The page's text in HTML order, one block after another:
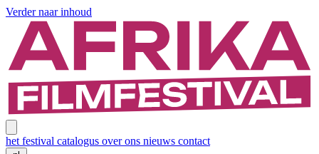
Verder naar inhoud
het festival catalogus over ons nieuws contact